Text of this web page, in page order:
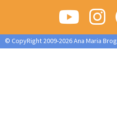
© CopyRight 2009-2026 Ana Maria